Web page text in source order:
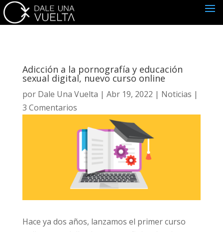
Adicción a la pornografía y educación
sexual digital, nuevo curso online
por Dale Una Vuelta| Abr 19, 2022| Noticias
| 3 Comentarios
Hace ya dos años, lanzamos el primer curso
Suscríbete